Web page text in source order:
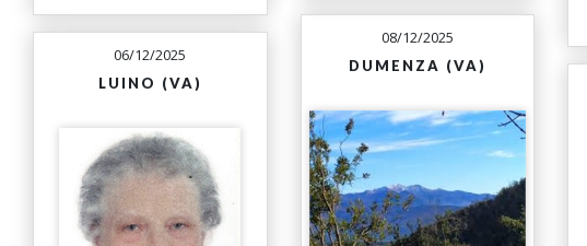
08/12/2025
DUMENZA (VA)
06/12/2025
LUINO (VA)